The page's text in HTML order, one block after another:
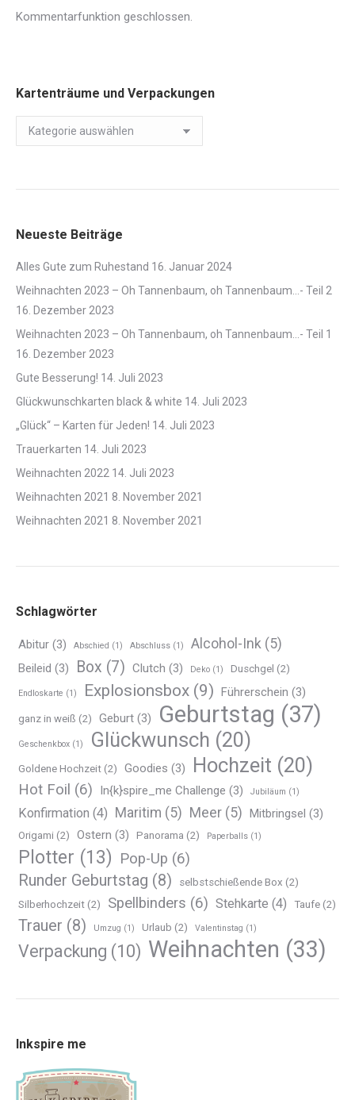
Kommentarfunktion geschlossen.
Kartenträume und Verpackungen
Kartenträume
und
Neueste Beiträge
Alles Gute zum Ruhestand 16. Januar 2024
Weihnachten 2023 – Oh Tannenbaum, oh Tannenbaum…- Teil 2
16. Dezember 2023
Weihnachten 2023 – Oh Tannenbaum, oh Tannenbaum…- Teil 1
16. Dezember 2023
Gute Besserung! 14. Juli 2023
Glückwunschkarten black & white 14. Juli 2023
„Glück“ – Karten für Jeden! 14. Juli 2023
Trauerkarten 14. Juli 2023
Weihnachten 2022 14. Juli 2023
Weihnachten 2021 8. November 2021
Weihnachten 2021 8. November 2021
Schlagwörter
Abitur (3) Abschied (1) Abschluss (1) Alcohol-Ink (5)
Beileid (3) Box (7) Clutch (3) Deko (1) Duschgel (2)
Endloskarte (1) Explosionsbox (9) Führerschein (3)
ganz in weiß (2) Geburt (3) Geburtstag (37)
Geschenkbox (1) Glückwunsch (20)
Goldene Hochzeit (2) Goodies (3) Hochzeit (20)
Hot Foil (6) In{k}spire_me Challenge (3) Jubiläum (1)
Konfirmation (4) Maritim (5) Meer (5) Mitbringsel (3)
Origami (2) Ostern (3) Panorama (2) Paperballs (1)
Plotter (13) Pop-Up (6)
Runder Geburtstag (8) selbstschießende Box (2)
Silberhochzeit (2) Spellbinders (6) Stehkarte (4) Taufe (2)
Trauer (8) Umzug (1) Urlaub (2) Valentinstag (1)
Verpackung (10) Weihnachten (33)
Inkspire me